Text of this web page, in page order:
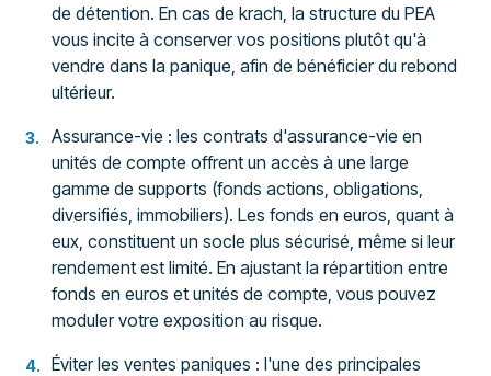
de détention. En cas de krach, la structure du PEA
vous incite à conserver vos positions plutôt qu'à
vendre dans la panique, afin de bénéficier du rebond
ultérieur.
Assurance-vie : les contrats d'assurance-vie en
unités de compte offrent un accès à une large
gamme de supports (fonds actions, obligations,
diversifiés, immobiliers). Les fonds en euros, quant à
eux, constituent un socle plus sécurisé, même si leur
rendement est limité. En ajustant la répartition entre
fonds en euros et unités de compte, vous pouvez
moduler votre exposition au risque.
Éviter les ventes paniques : l'une des principales